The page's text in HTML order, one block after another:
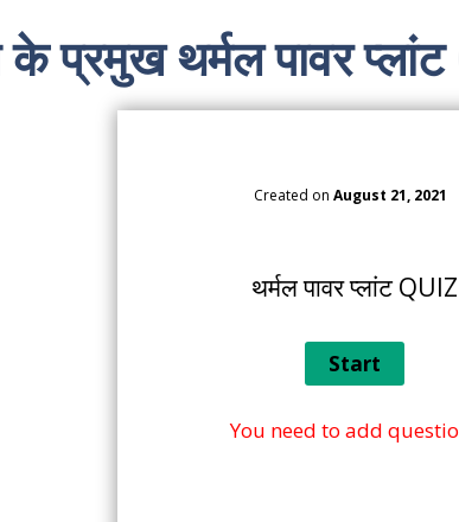
के प्रमुख थर्मल पावर
Created on August 21, 2021
थर्मल पावर प्लांट QUIZ
You need to add